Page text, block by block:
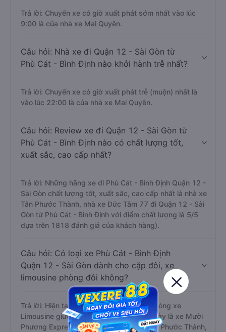
Trả lời: Chuyến xe có giờ xuất phát sớm nhất vào lúc
9:00 là của nhà xe Mai Quyên.
Câu hỏi: Nhà xe đi Quận 12 - Sài Gòn từ
Phù Cát - Bình Định nào khởi hành trễ nhất?
Trả lời: Chuyến xe có giờ xuất phát trễ (muộn) nhất là
vào lúc 22:00 là của nhà xe Mai Quyên.
Câu hỏi: Review xe đi Quận 12 - Sài Gòn từ
Phù Cát - Bình Định nào có chất lượng tốt,
xuất sắc, cao cấp nhất?
Trả lời: Những hãng xe đi Phù Cát - Bình Định Quận 12 -
Sài Gòn chất lượng tốt, xuất sắc, cao cấp nhất là nhà xe
Tân Phước Thành, nhà xe Đức Tâm 77 đi Quận 12 - Sài
Gòn từ Phù Cát - Bình Định với điểm chất lượng là 5/5
dựa trên 1818 đánh giá của khách hàng).
Câu hỏi: Có loại xe Phù Cát - Bình Định
Quận 12 - Sài Gòn dành cho cặp đôi, xe
limousine phòng đôi không?
Trả lời: Hiện tại có 10 hãng xe khai thác dòng xe
Limousine giường đôi trên tuyến đường này là xe Mười
Phương Express, Tài Phát Limousine, Tân Phước Thành,